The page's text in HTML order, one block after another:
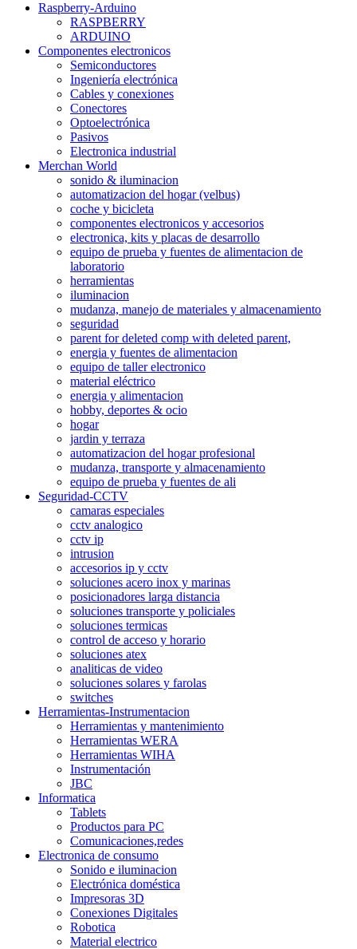
Raspberry-Arduino
RASPBERRY
ARDUINO
Componentes electronicos
Semiconductores
Ingeniería electrónica
Cables y conexiones
Conectores
Optoelectrónica
Pasivos
Electronica industrial
Merchan World
sonido & iluminacion
automatizacion del hogar (velbus)
coche y bicicleta
componentes electronicos y accesorios
electronica, kits y placas de desarrollo
equipo de prueba y fuentes de alimentacion de
laboratorio
herramientas
iluminacion
mudanza, manejo de materiales y almacenamiento
seguridad
parent for deleted comp with deleted parent,
energia y fuentes de alimentacion
equipo de taller electronico
material eléctrico
energia y alimentacion
hobby, deportes & ocio
hogar
jardin y terraza
automatizacion del hogar profesional
mudanza, transporte y almacenamiento
equipo de prueba y fuentes de ali
Seguridad-CCTV
camaras especiales
cctv analogico
cctv ip
intrusion
accesorios ip y cctv
soluciones acero inox y marinas
posicionadores larga distancia
soluciones transporte y policiales
soluciones termicas
control de acceso y horario
soluciones atex
analiticas de video
soluciones solares y farolas
switches
Herramientas-Instrumentacion
Herramientas y mantenimiento
Herramientas WERA
Herramientas WIHA
Instrumentación
JBC
Informatica
Tablets
Productos para PC
Comunicaciones,redes
Electronica de consumo
Sonido e iluminacion
Electrónica doméstica
Impresoras 3D
Conexiones Digitales
Robotica
Material electrico